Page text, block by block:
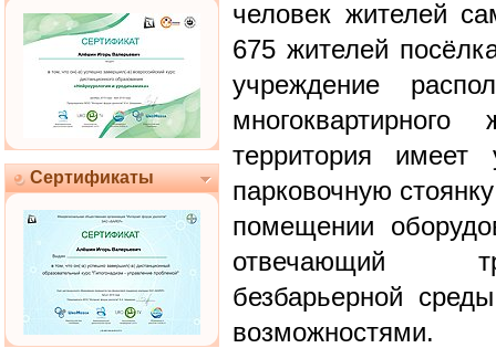
Сертификаты
человек жителей
675 жителей
учреждение
территория
парковочную
помещении
отвечающий
безбарьерной
возможностями.